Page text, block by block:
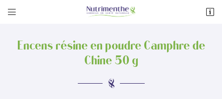
 
05 34 55 33 47
Encens résine en poudre Camphre de
Chine 50 g